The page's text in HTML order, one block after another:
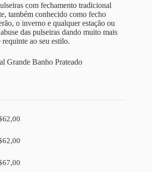
com fechamento tradicional
também conhecido como fecho
o inverno e qualquer estação ou
das pulseiras dando muito mais
ao seu estilo.
Grande Banho Prateado
62,00
62,00
67,00